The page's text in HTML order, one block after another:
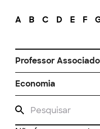
A B C D E F
Professor
Economia